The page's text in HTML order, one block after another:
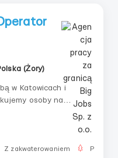
(Żory)
w Katowicach i
osoby na
Praca w firmie, która
słodycze,
pracy...
Z zakwaterowaniem Praca